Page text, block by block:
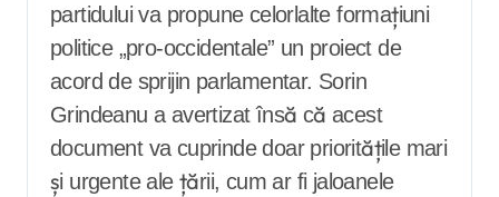
partidului va propune celorlalte formațiuni
politice „pro-occidentale” un proiect de
acord de sprijin parlamentar. Sorin
Grindeanu a avertizat însă că acest
document va cuprinde doar prioritățile mari
și urgente ale țării, cum ar fi jaloanele